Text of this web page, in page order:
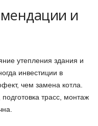
и
утепления здания и
инвестиции в
чем замена котла.
трасс, монтаж